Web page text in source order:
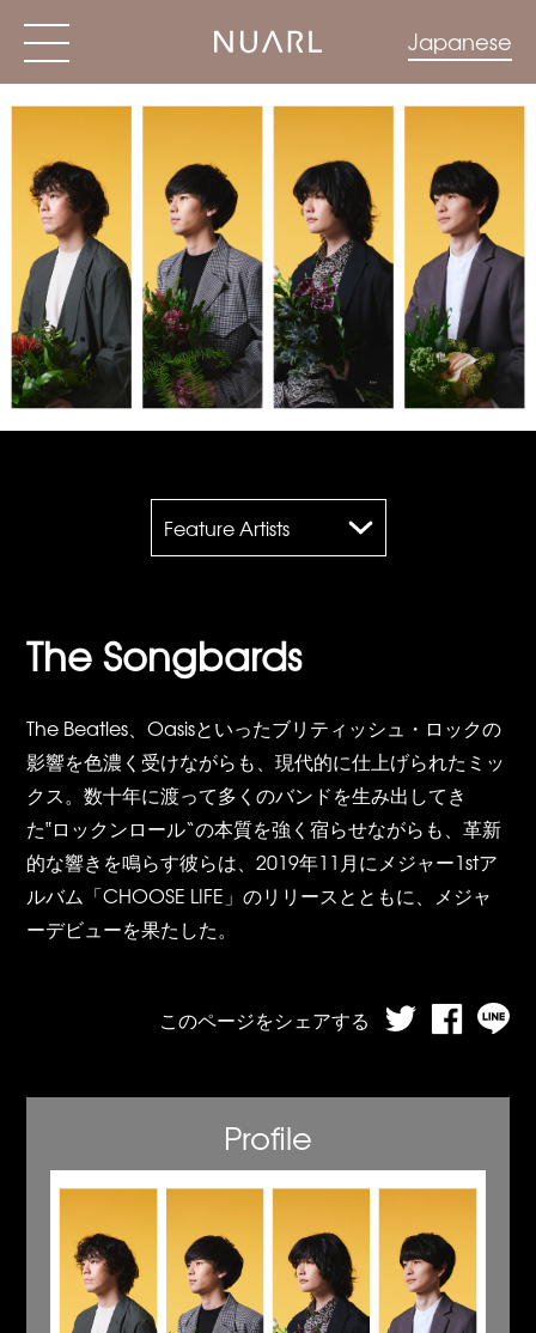
Japanese
Feature Artists
The Songbards
The Beatles、Oasisといったブリティッシュ・ロックの
影響を色濃く受けながらも、現代的に仕上げられたミッ
クス。数十年に渡って多くのバンドを生み出してき
た‟ロックンロール“の本質を強く宿らせながらも、革新
的な響きを鳴らす彼らは、2019年11月にメジャー1stア
ルバム「CHOOSE LIFE」のリリースとともに、メジャ
ーデビューを果たした。
このページをシェアする
Profile